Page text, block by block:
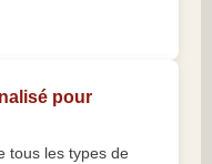
pour
tous les types de